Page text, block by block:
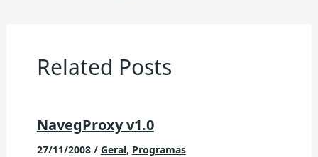
Related Posts
NavegProxy v1.0
27/11/2008 / Geral, Programas